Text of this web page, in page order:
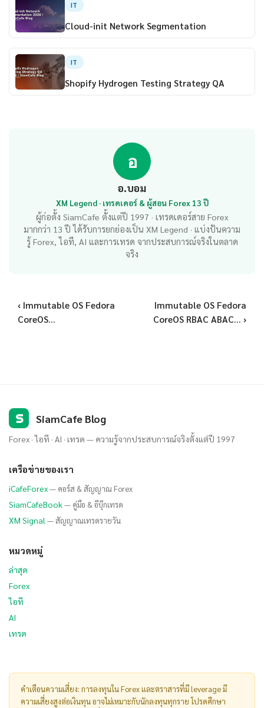
IT
Cloud-init Network Segmentation
IT
Shopify Hydrogen Testing Strategy QA
อ
อ.บอม
XM Legend · เทรดเดอร์ & ผู้สอน Forex 13 ปี
ผู้ก่อตั้ง SiamCafe ตั้งแต่ปี 1997 · เทรดเดอร์สาย Forex
มากกว่า 13 ปี ได้รับการยกย่องเป็น XM Legend · แบ่งปันความ
รู้ Forex, ไอที, AI และการเทรด จากประสบการณ์จริงในตลาด
จริง
‹ Immutable OS Fedora
CoreOS...
Immutable OS Fedora
CoreOS RBAC ABAC... ›
S SiamCafe Blog
Forex · ไอที · AI · เทรด — ความรู้จากประสบการณ์จริงตั้งแต่ปี 1997
เครือข่ายของเรา
iCafeForex— คอร์ส & สัญญาณ Forex
SiamCafeBook— คู่มือ & อีบุ๊กเทรด
XM Signal — สัญญาณเทรดรายวัน
หมวดหมู่
ล่าสุด
Forex
ไอที
AI
เทรด
คำเตือนความเสี่ยง: การลงทุนใน Forex และตราสารที่มี leverage มี
ความเสี่ยงสูงต่อเงินทุน อาจไม่เหมาะกับนักลงทุนทุกราย โปรดศึกษา